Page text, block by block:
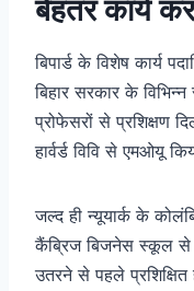
बेहतर कार्य
बिपार्ड के विशेष कार्य
बिहार सरकार के
प्रोफेसरों से प्रशिक्षण
हार्वर्ड विवि से एमओयू
जल्द ही न्यूयार्क के
कैंब्रिज बिजनेस स्कूल से
उतरने से पहले